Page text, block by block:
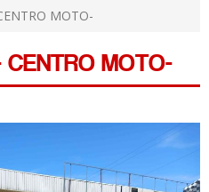
MOTO-
CENTRO MOTO-